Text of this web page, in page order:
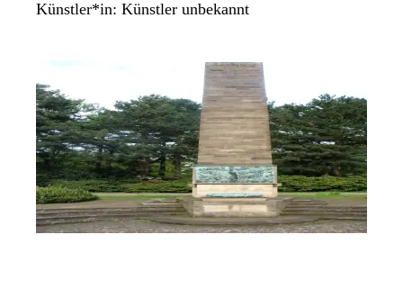
Künstler*in: Künstler unbekannt